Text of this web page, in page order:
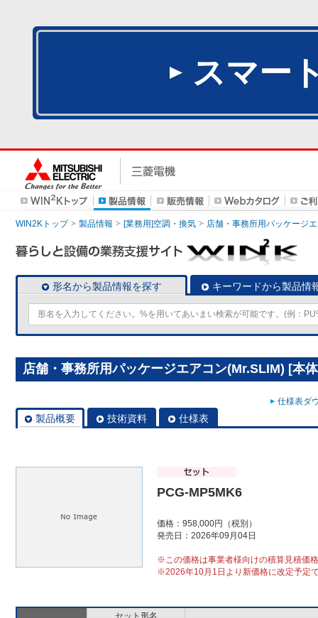
スマー
WIN2Kトップ 製品情報 [業務用]空調・換気 店舗・事務所用パッケージ
形名から製品情報を探す キーワードから製品情
店舗・事務所用パッケージエアコン(Mr.SLIM) [本
仕様表ダ
製品概要 技術資料 仕様表
PCG-MP5MK6
価格：958,000円（税別）
発売日：2026年09月04日
※この価格は事業者様向けの積算見積価
※2026年10月1日より新価格に改定予定